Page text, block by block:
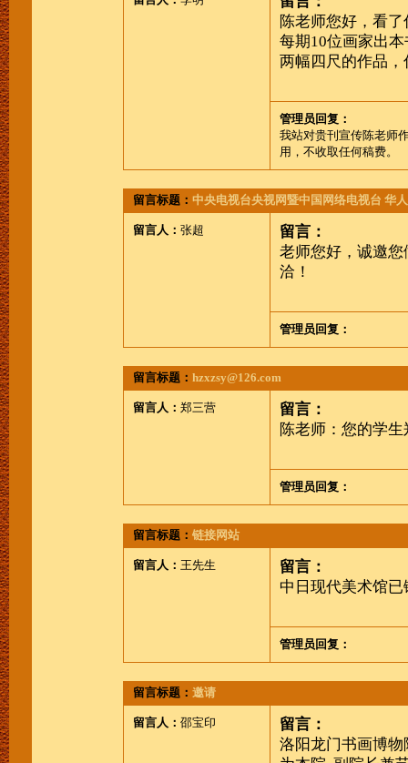
陈老师您好，看
每期10位画家出
两幅四尺的作品
管理员回复：
我站对贵刊宣传陈老师
用，不收取任何稿费。
留言标题： 中央电视台央视网暨中国网络电视台 华
留言人： 张超
留言：
老师您好，诚邀
洽！
管理员回复：
留言标题： hzxzsy@126.com
留言人： 郑三营
留言：
陈老师：您的学
管理员回复：
留言标题： 链接网站
留言人： 王先生
留言：
中日现代美术馆
管理员回复：
留言标题： 邀请
留言人： 邵宝印
留言：
洛阳龙门书画博